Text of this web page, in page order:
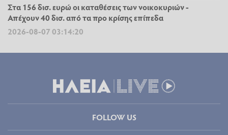
Στα 156 δισ. ευρώ οι καταθέσεις των νοικοκυριών -
Απέχουν 40 δισ. από τα προ κρίσης επίπεδα
2026-08-07 03:14:20
FOLLOW US